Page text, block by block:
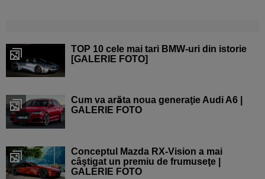
TOP 10 cele mai tari BMW-uri din istorie
[GALERIE FOTO]
Cum va arăta noua generaţie Audi A6 |
GALERIE FOTO
Conceptul Mazda RX-Vision a mai
câştigat un premiu de frumuseţe |
GALERIE FOTO